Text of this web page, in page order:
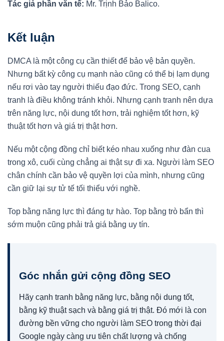
Tác giả phần văn tế: Mr. Trịnh Bảo Balico.
Kết luận
DMCA là một công cụ cần thiết để bảo vệ bản quyền.
Nhưng bất kỳ công cụ mạnh nào cũng có thể bị lạm dụng
nếu rơi vào tay người thiếu đạo đức. Trong SEO, cạnh
tranh là điều không tránh khỏi. Nhưng cạnh tranh nên dựa
trên năng lực, nội dung tốt hơn, trải nghiệm tốt hơn, kỹ
thuật tốt hơn và giá trị thật hơn.
Nếu một cộng đồng chỉ biết kéo nhau xuống như đàn cua
trong xô, cuối cùng chẳng ai thật sự đi xa. Người làm SEO
chân chính cần bảo vệ quyền lợi của mình, nhưng cũng
cần giữ lại sự tử tế tối thiểu với nghề.
Top bằng năng lực thì đáng tự hào. Top bằng trò bẩn thì
sớm muộn cũng phải trả giá bằng uy tín.
Góc nhắn gửi cộng đồng SEO
Hãy cạnh tranh bằng năng lực, bằng nội dung tốt,
bằng kỹ thuật sạch và bằng giá trị thật. Đó mới là con
đường bền vững cho người làm SEO trong thời đại
Google ngày càng ưu tiên chất lượng và chống